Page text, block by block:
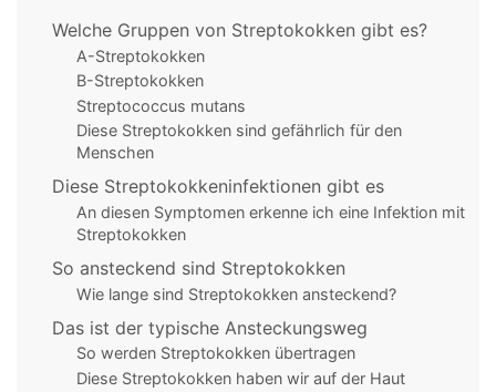
Welche Gruppen von Streptokokken gibt es?
A-Streptokokken
B-Streptokokken
Streptococcus mutans
Diese Streptokokken sind gefährlich für den
Menschen
Diese Streptokokkeninfektionen gibt es
An diesen Symptomen erkenne ich eine Infektion mit
Streptokokken
So ansteckend sind Streptokokken
Wie lange sind Streptokokken ansteckend?
Das ist der typische Ansteckungsweg
So werden Streptokokken übertragen
Diese Streptokokken haben wir auf der Haut